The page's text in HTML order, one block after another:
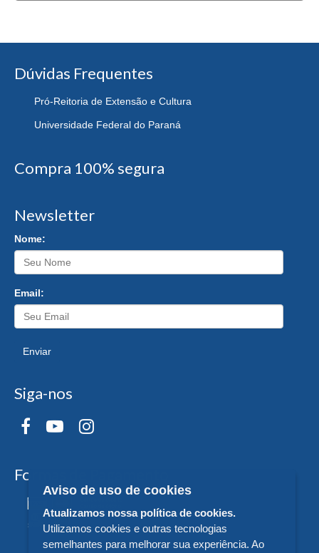
Dúvidas Frequentes
Pró-Reitoria de Extensão e Cultura
Universidade Federal do Paraná
Compra 100% segura
Newsletter
Nome:
Email:
Enviar
Siga-nos
Formas de Pagamento
Aviso de uso de cookies
Atualizamos nossa política de cookies.
Utilizamos cookies e outras tecnologias
semelhantes para melhorar sua experiência. Ao